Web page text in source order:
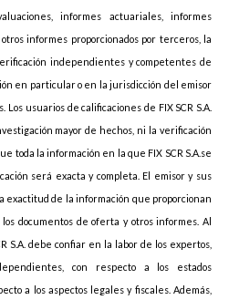
informes actuariales, informes
informes proporcionados por terceros, la
independientes y competentes de
en particular o en la jurisdicción del emisor
usuarios de calificaciones de FIX SCR S.A.
mayor de hechos, ni la verificación
toda la información en la que FIX SCR S.A.se
será exacta y completa. El emisor y sus
exactitud de la información que proporcionan
los documentos de oferta y otros informes. Al
S.A. debe confiar en la labor de los expertos,
con respecto a los estados
a los aspectos legales y fiscales. Además,